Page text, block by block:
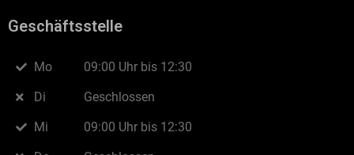
Geschäftsstelle
Mo
Di
Mi
09:00 Uhr bis 12:30
Geschlossen
09:00 Uhr bis 12:30